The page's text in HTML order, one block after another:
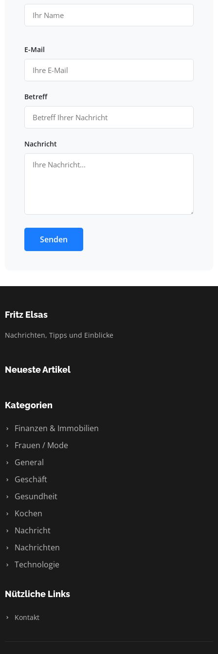
E-Mail
Betreff
Nachricht
Senden
Fritz Elsas
Nachrichten, Tipps und Einblicke
Neueste Artikel
Kategorien
Finanzen & Immobilien
Frauen / Mode
General
Geschäft
Gesundheit
Kochen
Nachricht
Nachrichten
Technologie
Nützliche Links
Kontakt